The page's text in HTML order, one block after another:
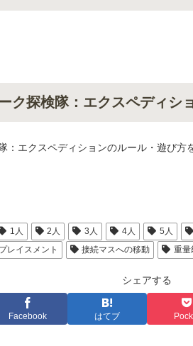
ク探検隊：エクスペディシ
：エクスペディションのルール・遊び方
1人 2人 3人 4人 5人
レイスメント 接続マスへの移動 重量
シェアする
Facebook はてブ